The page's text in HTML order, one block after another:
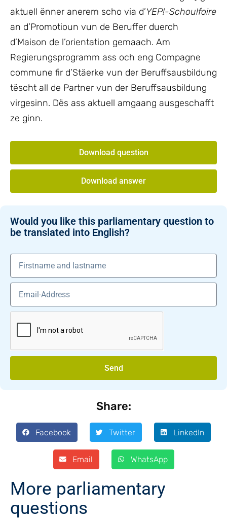
aktuell ënner anerem scho via d’YEP!-Schoulfoire
an d’Promotioun vun de Beruffer duerch
d’Maison de l’orientation gemaach. Am
Regierungsprogramm ass och eng Compagne
commune fir d’Stäerke vun der Beruffsausbildung
tëscht all de Partner vun der Beruffsausbildung
virgesinn. Dës ass aktuell amgaang ausgeschafft
ze ginn.
Download question
Download answer
Would you like this parliamentary question to
be translated into English?
Send
Share:
Facebook Twitter LinkedIn
Email WhatsApp
More parliamentary
questions